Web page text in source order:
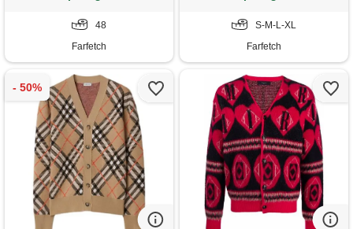
48
Farfetch
S-M-L-XL
Farfetch